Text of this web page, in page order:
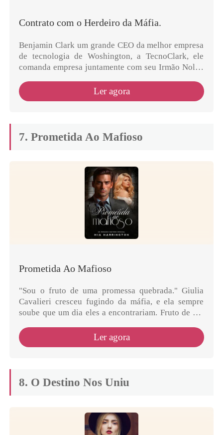
Contrato com o Herdeiro da Máfia.
Benjamin Clark um grande CEO da melhor empresa
de tecnologia de Woshington, a TecnoClark, ele
comanda empresa juntamente com seu Irmão Nolan
extremamente s...
Ler agora
7. Prometida Ao Mafioso
Prometida Ao Mafioso
"Sou o fruto de uma promessa quebrada." Giulia
Cavalieri cresceu fugindo da máfia, e ela sempre
soube que um dia eles a encontrariam. Fruto de um
de ...
Ler agora
8. O Destino Nos Uniu